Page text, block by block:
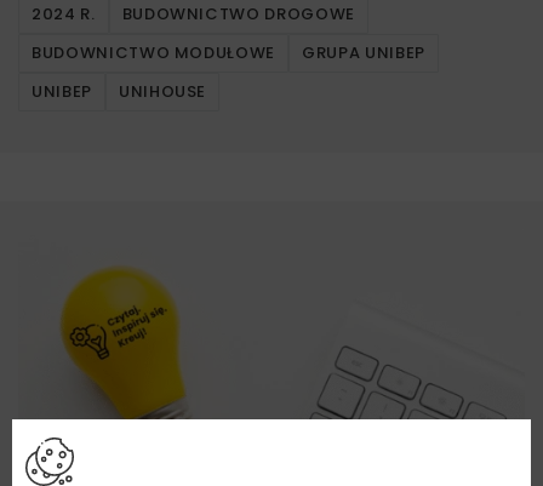
2024 R.
BUDOWNICTWO DROGOWE
BUDOWNICTWO MODUŁOWE
GRUPA UNIBEP
UNIBEP
UNIHOUSE